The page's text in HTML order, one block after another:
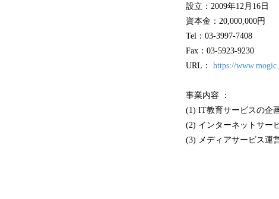
設立：2009年12月16日
資本金：20,000,000円
Tel：03-3997-7408
Fax：03-5923-9230
URL： https://
事業内容 ：
(1) IT教育サービスの企
(2) インターネットサー
(3) メディアサービス運